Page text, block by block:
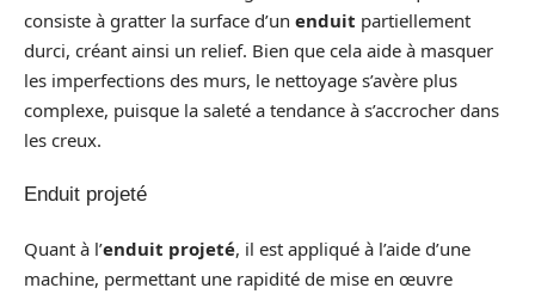
consiste à gratter la surface d’un enduit partiellement
durci, créant ainsi un relief. Bien que cela aide à masquer
les imperfections des murs, le nettoyage s’avère plus
complexe, puisque la saleté a tendance à s’accrocher dans
les creux.
Enduit projeté
Quant à l’enduit projeté, il est appliqué à l’aide d’une
machine, permettant une rapidité de mise en œuvre